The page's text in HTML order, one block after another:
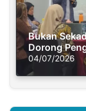
Bukan
Dorong
Solusi Krisis
04/07/2026